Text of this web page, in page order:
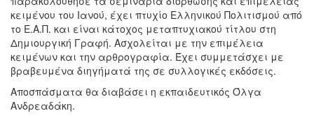
κειμένου του Ιανού, έχει πτυχίο Ελληνικού Πολιτισμού από
το Ε.Α.Π. και είναι κάτοχος μεταπτυχιακού τίτλου στη
Δημιουργική Γραφή. Ασχολείται με την επιμέλεια
κειμένων και την αρθρογραφία. Έχει συμμετάσχει με
βραβευμένα διηγήματά της σε συλλογικές εκδόσεις.
Αποσπάσματα θα διαβάσει η εκπαιδευτικός Όλγα
Ανδρεαδάκη.